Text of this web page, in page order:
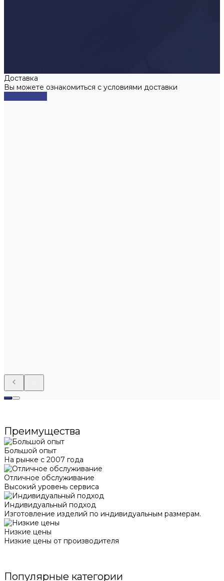
Доставка
Вы можете ознакомиться с условиями доставки
Преимущества
Большой опыт
На рынке с 2007 года
Отличное обслуживание
Высокий уровень сервиса
Индивидуальный подход
Изготовление изделий по индивидуальным размерам.
Низкие цены
Низкие цены от производителя
Популярные категории